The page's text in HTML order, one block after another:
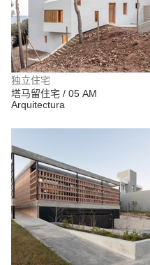
独立住宅
塔马留住宅 / 05 AM
Arquitectura